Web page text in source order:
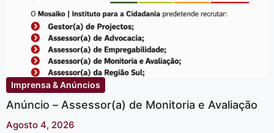
Imprensa & Anúncios
Anúncio – Assessor(a) de Monitoria e Avaliação
Agosto 4, 2026